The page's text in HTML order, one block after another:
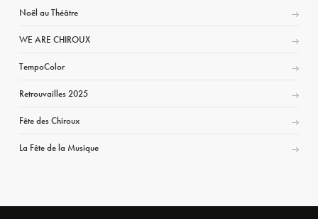
Noël au Théâtre
WE ARE CHIROUX
TempoColor
Retrouvailles 2025
Fête des Chiroux
La Fête de la Musique